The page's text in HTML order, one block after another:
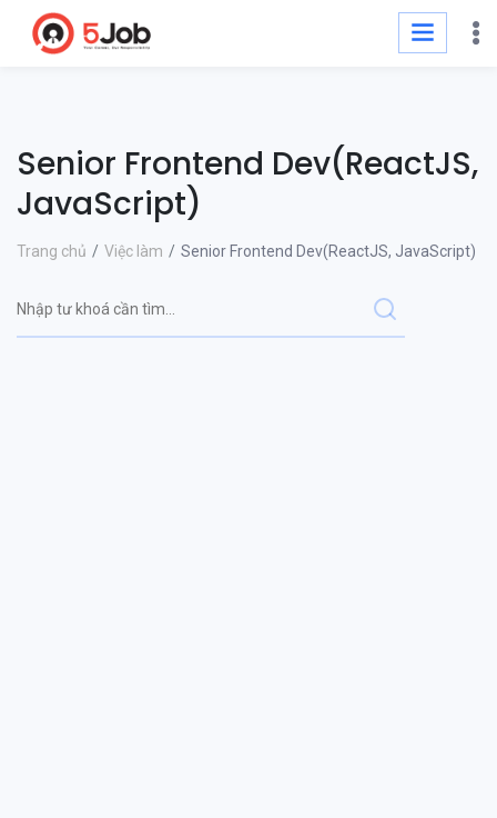
Senior Frontend Dev(ReactJS,
JavaScript)
Trang chủ Việc làm Senior Frontend Dev(ReactJS, JavaScript)